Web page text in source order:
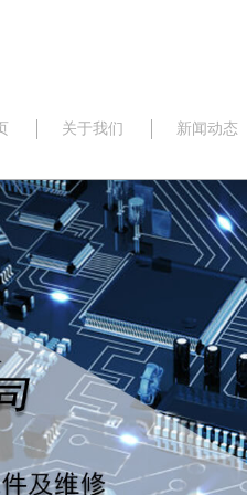
关于我们 新闻动态
公司动态
行业信息
最新资讯